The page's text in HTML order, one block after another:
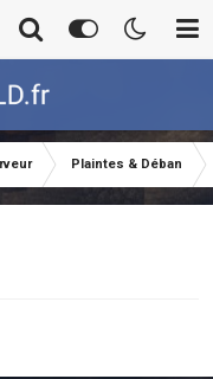
Plaintes & Déban